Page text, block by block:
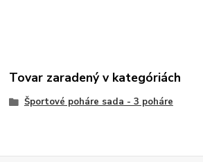
Tovar zaradený v kategóriách
Športové poháre sada - 3 poháre